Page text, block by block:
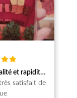
et rapidité au top!
satisfait de